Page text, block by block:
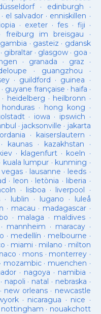
· edinburgh ·
· el salvador · enniskillen ·
· exeter· fes· fiji ·
freiburg im breisgau ·
gambia · gasteiz · gdansk
· gibraltar· glasgow· goa ·
· granada · graz ·
· guangzhou ·
· guildford · guinea ·
· guyane française · haifa ·
· heidelberg · heilbronn ·
honduras· hong kong ·
· iowa · ipswich ·
· jacksonville · jakarta
· kaiserslautern ·
· kaunas· kazakhstan ·
· klagenfurt · koeln ·
kuala lumpur · kunming ·
vegas· lausanne · leeds ·
· leon · letònia · liberia ·
· lisboa · liverpool ·
· lublin · lugano · luleå
· macau · madagascar·
· malaga · maldives·
mannheim · maracay·
· medellín · melbourne ·
· miami · milano · milton
· mons · monterrey ·
· mozambic· muenchen ·
· nagoya · namibia ·
· napoli · natal · nebraska ·
· new orleans· newcastle
· nicaragua · nice ·
nottingham · nouakchott